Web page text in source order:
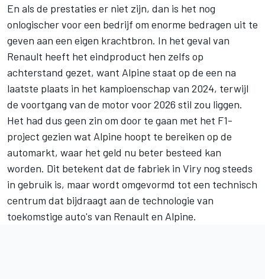
En als de prestaties er niet zijn, dan is het nog
onlogischer voor een bedrijf om enorme bedragen uit te
geven aan een eigen krachtbron. In het geval van
Renault heeft het eindproduct hen zelfs op
achterstand gezet, want Alpine staat op de een na
laatste plaats in het kampioenschap van 2024, terwijl
de voortgang van de motor voor 2026 stil zou liggen.
Het had dus geen zin om door te gaan met het F1-
project gezien wat Alpine hoopt te bereiken op de
automarkt, waar het geld nu beter besteed kan
worden. Dit betekent dat de fabriek in Viry nog steeds
in gebruik is, maar wordt omgevormd tot een technisch
centrum dat bijdraagt aan de technologie van
toekomstige auto's van Renault en Alpine.